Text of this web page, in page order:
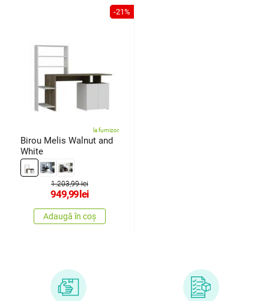
-21%
la furnizor
Birou Melis Walnut and
White
1.203,99 lei
949,99 lei
Adaugă în coș